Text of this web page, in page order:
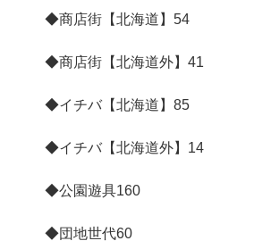
◆商店街【北海道】 54
◆商店街【北海道外】 41
◆イチバ【北海道】 85
◆イチバ【北海道外】 14
◆公園遊具160
◆団地世代60